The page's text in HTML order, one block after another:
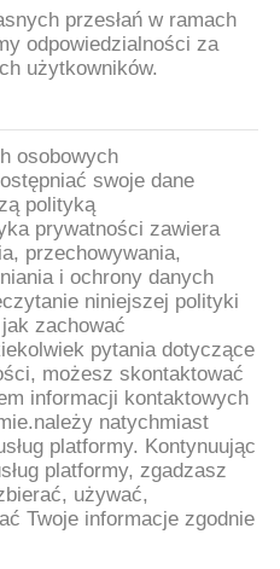
przesłań w ramach
odpowiedzialności za
użytkowników.
osobowych
swoje dane
polityką
prywatności zawiera
przechowywania,
i ochrony danych
niniejszej polityki
zachować
pytania dotyczące
możesz skontaktować
informacji kontaktowych
natychmiast
platformy. Kontynuując
platformy, zgadzasz
używać,
Twoje informacje zgodnie